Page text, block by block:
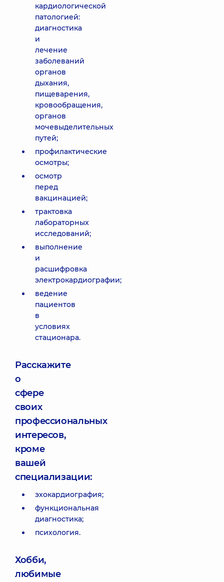
кардиологической
патологией:
диагностика
и
лечение
заболеваний
органов
дыхания,
пищеварения,
кровообращения,
органов
мочевыделительных
путей;
профилактические
осмотры;
осмотр
перед
вакцинацией;
трактовка
лабораторных
исследований;
выполнение
и
расшифровка
электрокардиографии;
ведение
пациентов
в
условиях
стационара.
Расскажите
о
сфере
своих
профессиональных
интересов,
кроме
вашей
специализации:
эхокардиография;
функциональная
диагностика;
психология.
Хобби,
любимые